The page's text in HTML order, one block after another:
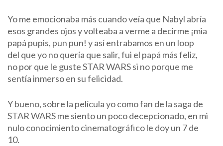
Yo me emocionaba más cuando veía que Nabyl abría
esos grandes ojos y volteaba a verme a decirme ¡mia
papá pupis, pun pun! y así entrabamos en un loop
del que yo no quería que salir, fui el papá más feliz,
no por que le guste STAR WARS si no porque me
sentía inmerso en su felicidad.
Y bueno, sobre la película yo como fan de la saga de
STAR WARS me siento un poco decepcionado, en mi
nulo conocimiento cinematográfico le doy un 7 de
10.